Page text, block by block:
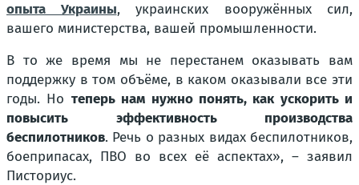
опыта Украины, украинских вооружённых сил,
вашего министерства, вашей промышленности.
В то же время мы не перестанем оказывать вам
поддержку в том объёме, в каком оказывали все эти
годы. Но теперь нам нужно понять, как ускорить и
повысить эффективность производства
беспилотников. Речь о разных видах беспилотников,
боеприпасах, ПВО во всех её аспектах», – заявил
Писториус.